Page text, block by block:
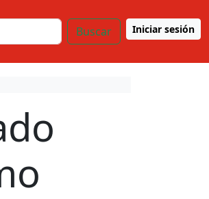
Buscar Iniciar sesión